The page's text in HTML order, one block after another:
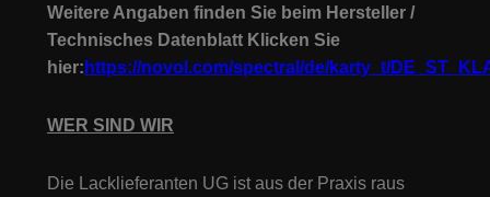
Weitere Angaben finden Sie beim Hersteller /
Technisches Datenblatt Klicken Sie
hier: https://novol.com/spectral/de/karty_t/
WER SIND WIR
Die Lacklieferanten UG ist aus der Praxis raus